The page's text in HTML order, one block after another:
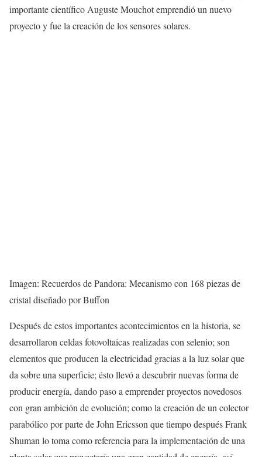
importante científico Auguste Mouchot emprendió un nuevo
proyecto y fue la creación de los sensores solares.
Imagen: Recuerdos de Pandora: Mecanismo con 168 piezas de
cristal diseñado por Buffon
Después de estos importantes acontecimientos en la historia, se
desarrollaron celdas fotovoltaicas realizadas con selenio; son
elementos que producen la electricidad gracias a la luz solar que
da sobre una superficie; ésto llevó a descubrir nuevas forma de
producir energía, dando paso a emprender proyectos novedosos
con gran ambición de evolución; como la creación de un colector
parabólico por parte de John Ericsson que tiempo después Frank
Shuman lo toma como referencia para la implementación de una